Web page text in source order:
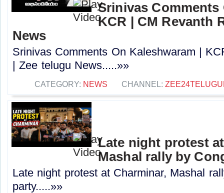
Srinivas Comments
KCR | CM Revanth
News
Srinivas Comments On Kaleshwaram |
| Zee telugu News.....»»
CATEGORY: NEWS CHANNEL:
Late night protest
Mashal rally by
Late night protest at Charminar, Mashal
party.....»»